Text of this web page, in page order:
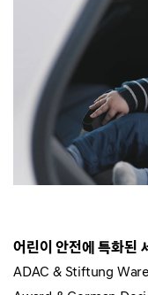
어린이 안전에 특화된
ADAC & Stiftung